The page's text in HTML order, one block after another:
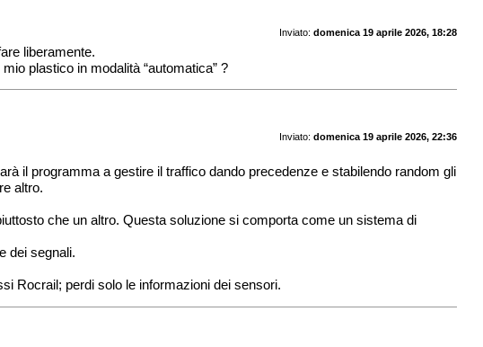
Inviato: domenica 19 aprile 2026, 18:28
liberamente.
plastico in modalità “automatica” ?
Inviato: domenica 19 aprile 2026, 22:36
il programma a gestire il traffico dando precedenze e stabilendo random gli
altro.
che un altro. Questa soluzione si comporta come un sistema di
dei segnali.
Rocrail; perdi solo le informazioni dei sensori.